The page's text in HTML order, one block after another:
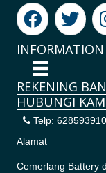
INFORMATION
REKENING
HUBUNGI
Telp:
Alamat
Cemerlang Battery